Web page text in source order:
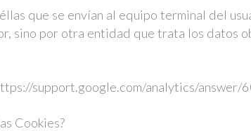
que se envían al equipo terminal del
sino por otra entidad que trata los datos
support.google.com/analytics/answer/
Cookies?